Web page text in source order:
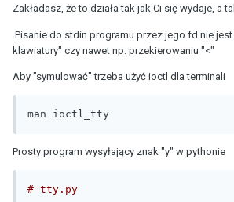
Zakładasz, że to działa tak jak Ci się wydaje, a
Pisanie do stdin programu przez jego fd nie
klawiatury" czy nawet np. przekierowaniu "<"
Aby "symulować" trzeba użyć ioctl dla terminali
man ioctl_tty
Prosty program wysyłający znak "y" w pythonie
# tty.py